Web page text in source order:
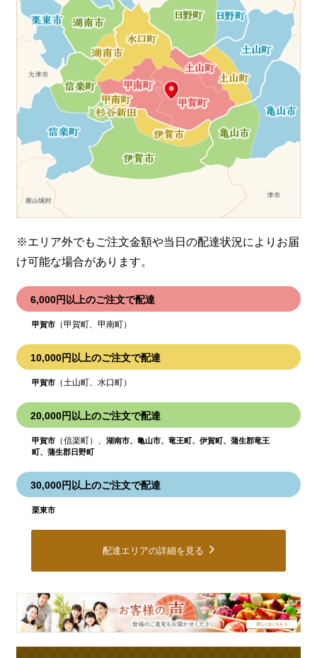
※エリア外でもご注文金額や当日の配達状況により お届
け可能な場合があります。
6,000円以上のご注文で配達
甲賀市 （甲賀町、甲南町）
10,000円以上のご注文で配達
甲賀市 （土山町、水口町）
20,000円以上のご注文で配達
甲賀市 （信楽町）、湖南市、亀山市、竜王町、伊賀町、蒲生郡竜王
町、蒲生郡日野町
30,000円以上のご注文で配達
栗東市
配達エリアの詳細を見る
皆
様
の